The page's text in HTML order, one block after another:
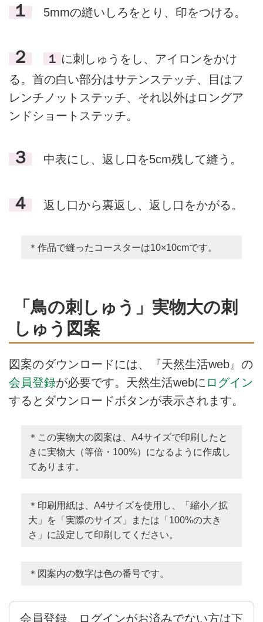
１ 5mmの縫いしろをとり、印をつける。
２ １ に刺しゅうをし、アイロンをかけ
る。首の白い部分はサテンステッチ、目はフ
レンチノットステッチ、それ以外はロングア
ンドショートステッチ。
３ 中表にし、返し口を5cm残して縫う。
４ 返し口から裏返し、返し口をかがる。
＊作品で縫ったコースターは10×10cmです。
「鳥の刺しゅう」実物大の刺
しゅう図案
図案のダウンロードには、『天然生活web』の
会員登録が必要です。天然生活webに ログイン
するとダウンロードボタンが表示されます。
＊この実物大の図案は、A4サイズで印刷したと
きに実物大（等倍・100%）になるように作成し
てあります。
＊印刷用紙は、A4サイズを使用し、「縮小／拡
大」を「実際のサイズ」または「100%の大き
さ」に設定して印刷してください。
＊図案内の数字は色の番号です。
会員登録、ログインがお済みでない方は下